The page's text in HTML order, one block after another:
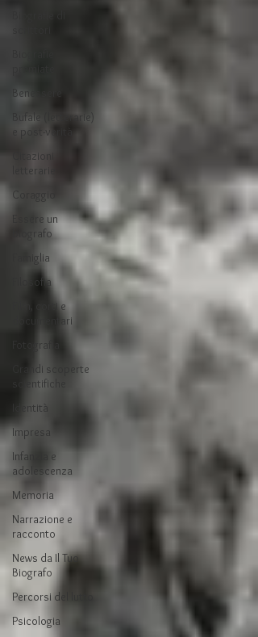
Benessere
Bufale (letterarie)
e post-verità
Citazioni
letterarie
Coraggio
Essere un
biografo
Famiglia
Filosofia
Film, corti e
documentari
Fotografia
Grandi scoperte
scientifiche
Identità
Impresa
Infanzia e
adolescenza
Memoria
Narrazione e
racconto
News da Il Tuo
Biografo
Percorsi del lutto
Psicologia